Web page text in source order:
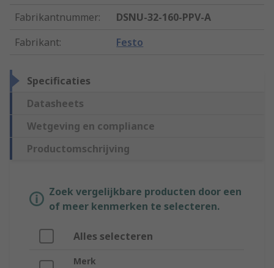
Fabrikantnummer:
DSNU-32-160-PPV-A
Fabrikant: Festo
Specificaties
Datasheets
Wetgeving en compliance
Productomschrijving
Zoek vergelijkbare producten door een
of meer kenmerken te selecteren.
Alles selecteren
Merk